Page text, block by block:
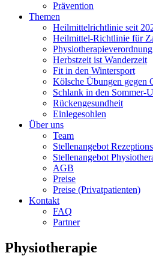
Prävention
Themen
Heilmittelrichtlinie seit
Heilmittel-Richtlinie für
Herbstzeit ist Wanderzeit
Fit in den Wintersport
Kölsche Übungen gegen
Schlank in den Sommer-
Rückengesundheit
Einlegesohlen
Über uns
Team
Stellenangebot
Stellenangebot
AGB
Preise
Preise (Privatpatienten)
Kontakt
FAQ
Partner
Physiotherapie